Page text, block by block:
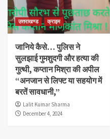
उत्तराखण्ड क्राइम
जानिये कैसे… पुलिस ने
सुलझाई गुमशुदगी और हत्या की
गुत्थी, कप्तान मिश्रा की अपील
“अनजान से लिफ्ट या सहयोग में
बरतें सावधानी,”
Lalit Kumar Sharma
December 4, 2024